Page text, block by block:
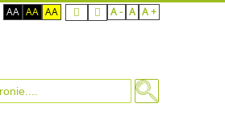
AA AA AA A - A A +